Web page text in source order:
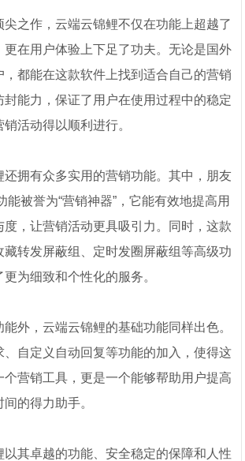
尖之作，云端云锦鲤不仅在功能上超越了
更在用户体验上下足了功夫。无论是国外
，都能在这款软件上找到适合自己的营销
封能力，保证了用户在使用过程中的稳定
活动得以顺利进行。
还拥有众多实用的营销功能。其中，朋友
能被誉为“营销神器”，它能有效地提高用
度，让营销活动更具吸引力。同时，这款
藏转发屏蔽组、定时发圈屏蔽组等高级功
为细致和个性化的服务。
外，云端云锦鲤的基础功能同样出色。
、自定义自动回复等功能的加入，使得这
个营销工具，更是一个能够帮助用户提高
的得力助手。
以其卓越的功能、安全稳定的保障和人性